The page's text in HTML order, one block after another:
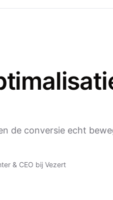
de conversie echt
& CEO bij Vezert